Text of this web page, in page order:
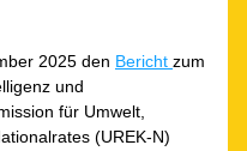
2025 den Bericht zum
und
für Umwelt,
(UREK-N)